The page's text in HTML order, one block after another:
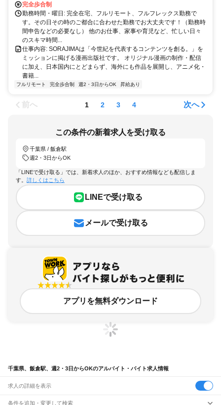
完全歩合制
勤務時間・曜日: 完全在宅、フルリモート、フルフレックス勤務で
す。その日その時のご都合に合わせた勤務でお大丈夫です！（勤務時
間申告などの必要なし） 他のお仕事、家事や育児など、忙しい日々
のスキマ時間...
仕事内容: SORAJIMAは「今世紀を代表するコンテンツを創る。」を
ミッションに掲げる漫画出版社です。 オリジナル漫画の制作・配信
に加え、日本国内にとどまらず、海外にも作品を展開し、アニメ化・
書籍...
フルリモート 完全歩合制 週2・3日からOK 昇給あり
前へ 1 2 3 4 次へ
この条件の新着求人を受け取る
千葉県 / 飯倉駅
週2・3日からOK
「LINEで受け取る」では、新着求人のほか、おすすめ情報なども配信しま
す。 詳しくはこちら
LINEで受け取る
メールで受け取る
アプリを無料ダウンロード
千葉県、飯倉駅、週2・3日からOKのアルバイト・バイト求人情報
求人の詳細を表示
条件を追加・変更して検索